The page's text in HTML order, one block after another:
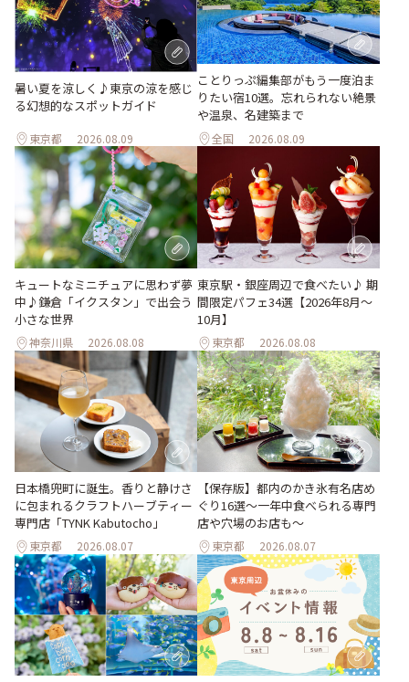
暑い夏を涼しく♪東京の涼を感じ
る幻想的なスポットガイド
東京都 2026.08.09
ことりっぷ編集部がもう一度泊ま
りたい宿10選。忘れられない絶景
や温泉、名建築まで
全国 2026.08.09
キュートなミニチュアに思わず夢
中♪鎌倉「イクスタン」で出会う
小さな世界
神奈川県 2026.08.08
東京駅・銀座周辺で食べたい♪ 期
間限定パフェ34選【2026年8月～
10月】
東京都 2026.08.08
日本橋兜町に誕生。香りと静けさ
に包まれるクラフトハーブティー
専門店「TYNK Kabutocho」
東京都 2026.08.07
【保存版】都内のかき氷有名店め
ぐり16選～一年中食べられる専門
店や穴場のお店も～
東京都 2026.08.07